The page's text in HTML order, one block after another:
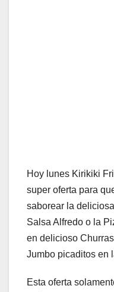
Hoy lunes Kirikiki
super oferta para
saborear la
Salsa Alfredo o la
en delicioso
Jumbo picaditos en
Esta oferta